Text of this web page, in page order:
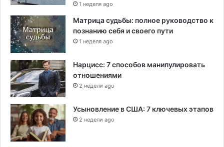
1 неделя ago
Матрица судьбы: полное руководство к
познанию себя и своего пути
1 неделя ago
Нарцисс: 7 способов манипулировать
отношениями
2 недели ago
Усыновление в США: 7 ключевых этапов
2 недели ago